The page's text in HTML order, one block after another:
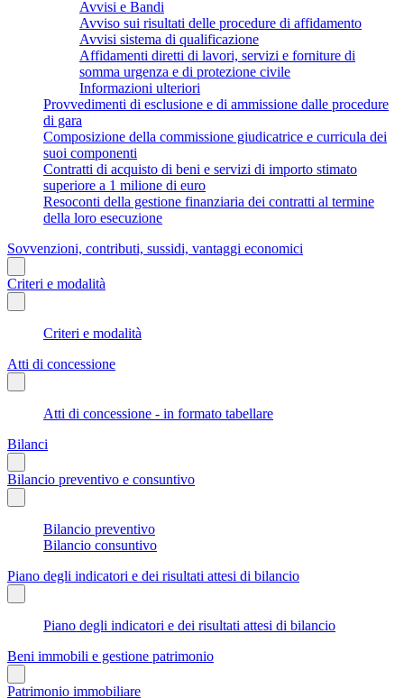
Avvisi e Bandi
Avviso sui risultati delle procedure di affidamento
Avvisi sistema di qualificazione
Affidamenti diretti di lavori, servizi e forniture di
somma urgenza e di protezione civile
Informazioni ulteriori
Provvedimenti di esclusione e di ammissione dalle procedure
di gara
Composizione della commissione giudicatrice e curricula dei
suoi componenti
Contratti di acquisto di beni e servizi di importo stimato
superiore a 1 milione di euro
Resoconti della gestione finanziaria dei contratti al termine
della loro esecuzione
Sovvenzioni, contributi, sussidi, vantaggi economici
Criteri e modalità
Criteri e modalità
Atti di concessione
Atti di concessione - in formato tabellare
Bilanci
Bilancio preventivo e consuntivo
Bilancio preventivo
Bilancio consuntivo
Piano degli indicatori e dei risultati attesi di bilancio
Piano degli indicatori e dei risultati attesi di bilancio
Beni immobili e gestione patrimonio
Patrimonio immobiliare